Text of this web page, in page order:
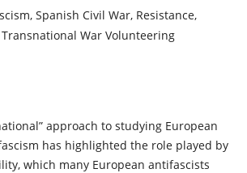
Spanish Civil War, Resistance,
War Volunteering
approach to studying European
has highlighted the role played by
which many European antifascists